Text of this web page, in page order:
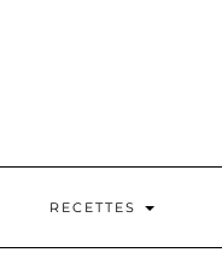
RECETTES